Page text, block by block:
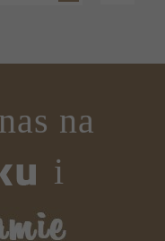
na
i